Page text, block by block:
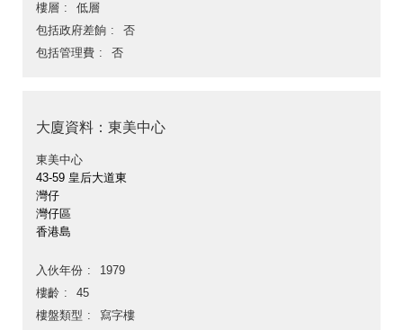
樓層
低層
包括政府差餉
否
包括管理費
否
大廈資料：東美中心
東美中心
43-59 皇后大道東
灣仔
灣仔區
香港島
入伙年份
1979
樓齡
45
樓盤類型
寫字樓